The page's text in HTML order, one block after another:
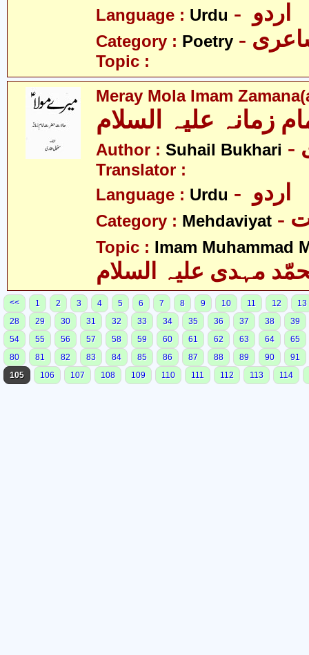
Language : Urdu
Category : Poetry
Topic :
Meray Mola Imam
زمانہ علیہ السلام
Author : Suhail Bukhari
Translator :
Language : Urdu
Category : Mehdaviyat
Topic : Imam Muhammad
مہدی علیہ السلام
<< 1 2 3 4 5 6 7 8 9 10 11 12
13
28
29 30 31 32 33 34 35 36 37 38
39
54
55 56 57 58 59 60 61 62 63 64
65
80
81 82 83 84 85 86 87 88 89 90
91
105
106 107 108 109 110 111 112 113 114